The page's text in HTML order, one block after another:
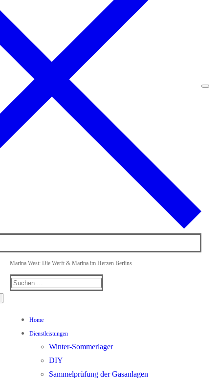
Marina West: Die Werft & Marina im Herzen Berlins
Suchen
Home
Dienstleistungen
Winter-Sommerlager
DIY
Sammelprüfung der Gasanlagen